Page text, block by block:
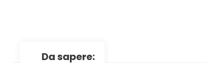
da sapere: